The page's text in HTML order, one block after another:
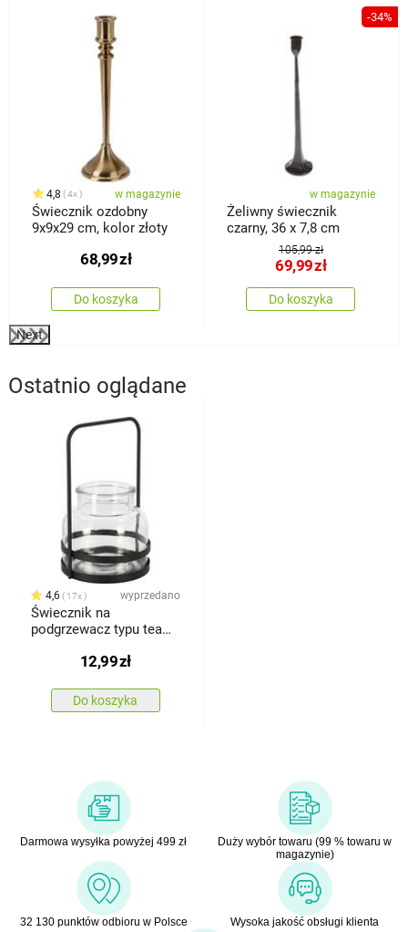
4,8 4x w magazynie
Świecznik ozdobny
9x9x29 cm, kolor złoty
68,99zł
Do koszyka
-34%
w magazynie
Żeliwny świecznik
czarny, 36 x 7,8 cm
105,99 zł
69,99zł
Do koszyka
Next
Ostatnio oglądane
4,6 17x wyprzedano
Świecznik na
podgrzewacz typu tea
12,99zł
Do koszyka
Darmowa wysyłka powyżej 499 zł
Duży wybór towaru (99 % towaru w
magazynie)
32 130 punktów odbioru w Polsce Wysoka jakość obsługi klienta